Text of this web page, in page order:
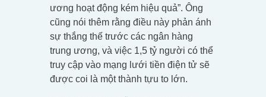
ương hoạt động kém hiệu quả”. Ông
cũng nói thêm rằng điều này phản ánh
sự thắng thế trước các ngân hàng
trung ương, và việc 1,5 tỷ người có thể
truy cập vào mạng lưới tiền điện tử sẽ
được coi là một thành tựu to lớn.